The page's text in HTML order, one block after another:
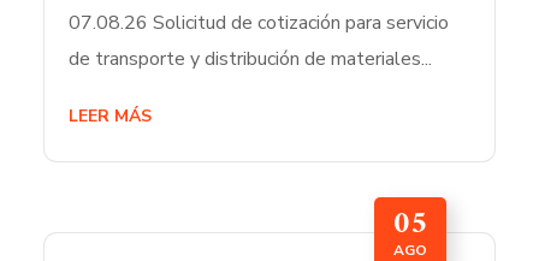
07.08.26 Solicitud de cotización para servicio
de transporte y distribución de materiales...
LEER MÁS
05
AGO